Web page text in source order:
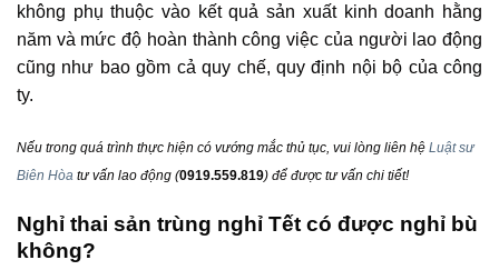
không phụ thuộc vào kết quả sản xuất kinh doanh hằng
năm và mức độ hoàn thành công việc của người lao động
cũng như bao gồm cả quy chế, quy định nội bộ của công
ty.
Nếu trong quá trình thực hiện có vướng mắc thủ tục, vui lòng liên hệ Luật sư
Biên Hòa tư vấn lao động (0919.559.819) để được tư vấn chi tiết!
Nghỉ thai sản trùng nghỉ Tết có được nghỉ bù
không?